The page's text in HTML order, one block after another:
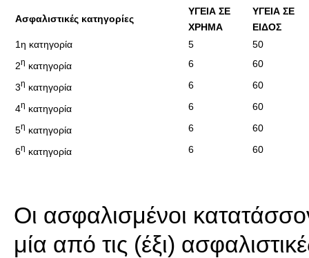
Ασφαλιστικές κατηγορίες
ΥΓΕΙΑ ΣΕ
ΧΡΗΜΑ
ΥΓΕΙΑ ΣΕ
ΕΙΔΟΣ
1η κατηγορία
5
50
2η κατηγορία 6 60
3η κατηγορία 6 60
4η κατηγορία 6 60
5η κατηγορία 6 60
6η κατηγορία 6 60
Οι ασφαλισμένοι
μία από τις (έξι)